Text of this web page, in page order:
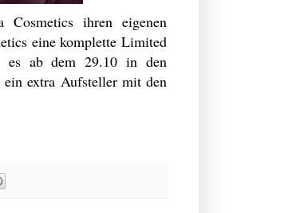
ihren eigenen
eine komplette Limited
ab dem 29.10 in den
extra Aufsteller mit den